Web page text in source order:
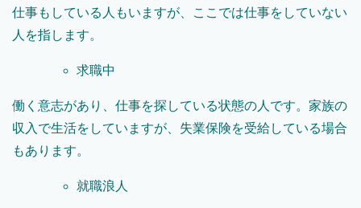
仕事もしている人もいますが、ここでは仕事をしていない
人を指します。
求職中
働く意志があり、仕事を探している状態の人です。家族の
収入で生活をしていますが、失業保険を受給している場合
もあります。
就職浪人